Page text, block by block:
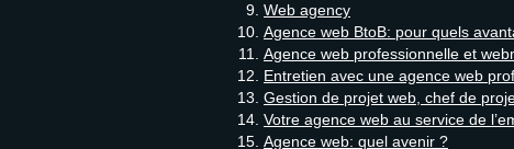
Web agency
Agence web BtoB: pour quels
Agence web professionnelle et
Entretien avec une agence web
Gestion de projet web, chef de
Votre agence web au service de
Agence web: quel avenir ?